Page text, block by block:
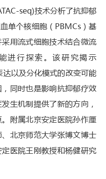
seq)技术分析了抗抑郁
单个核细胞（PBMCs）基
用流式细胞技术结合微流
进行探索。该研究揭示
以及分化模式的改变可能
同时也是影响抗抑郁疗效
生机制提供了新的方向，
附属北京安定医院孙作厘
北京师范大学张博文博士
医院王刚教授和杨健研究